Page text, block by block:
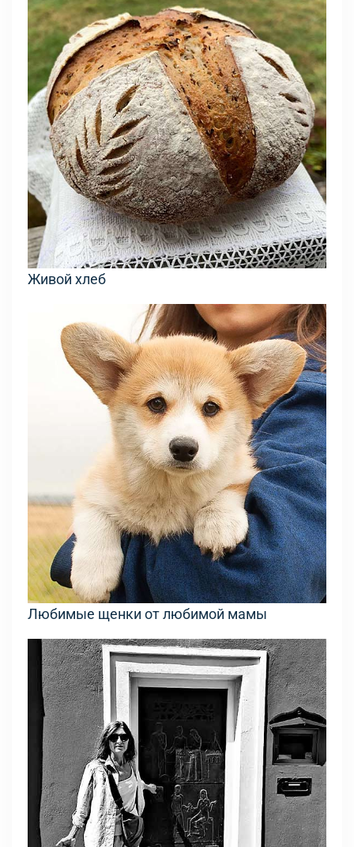
Живой хлеб
Любимые щенки от любимой мамы